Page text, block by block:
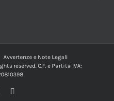
Avvertenze e Note Legali
reserved. C.F. e Partita IVA:
Facebook